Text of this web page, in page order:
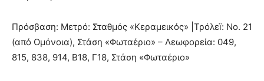
Πρόσβαση: Μετρό: Σταθμός «Κεραμεικός» |Τρόλεï: No. 21
(από Ομόνοια), Στάση «Φωταέριο» – Λεωφορεία: 049,
815, 838, 914, Β18, Γ18, Στάση «Φωταέριο»